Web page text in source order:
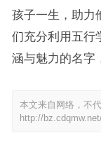
孩子一生，助力
们充分利用五行
涵与魅力的名字
本文来自网络，不
http://